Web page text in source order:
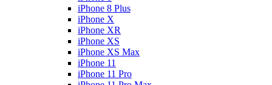
iPhone 8 Plus
iPhone X
iPhone XR
iPhone XS
iPhone XS Max
iPhone 11
iPhone 11 Pro